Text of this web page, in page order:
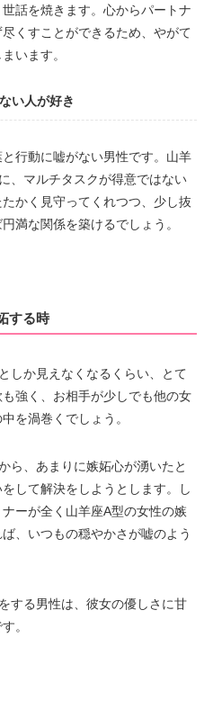
話を焼きます。心からパートナ
くすことができるため、やがて
います。
い人が好き
行動に嘘がない男性です。山羊
、マルチタスクが得意ではない
かく見守ってくれつつ、少し抜
満な関係を築けるでしょう。
する時
しか見えなくなるくらい、とて
強く、お相手が少しでも他の女
を渦巻くでしょう。
ら、あまりに嫉妬心が湧いたと
して解決をしようとします。し
ーが全く山羊座A型の女性の嫉
、いつもの穏やかさが嘘のよう
する男性は、彼女の優しさに甘
。